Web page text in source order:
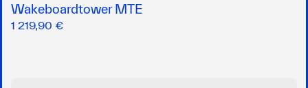
Wakeboardtower MTE
1 219,90 €